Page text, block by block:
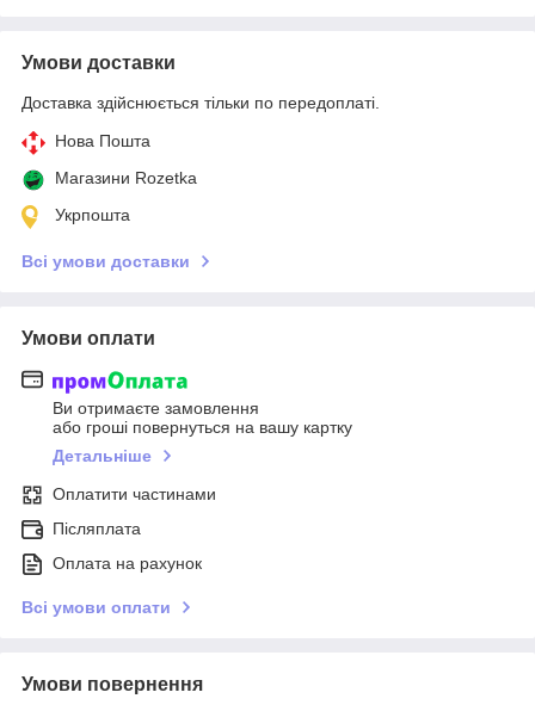
Умови доставки
Доставка здійснюється тільки по передоплаті.
Нова Пошта
Магазини Rozetka
Укрпошта
Всі умови доставки
Умови оплати
Ви отримаєте замовлення
або гроші повернуться на вашу картку
Детальніше
Оплатити частинами
Післяплата
Оплата на рахунок
Всі умови оплати
Умови повернення